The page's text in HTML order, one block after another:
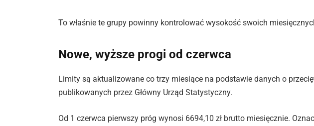
To właśnie te grupy powinny kontrolować wysokość swoich
Nowe, wyższe progi od czerwca
Limity są aktualizowane co trzy miesiące na podstawie danych o
publikowanych przez Główny Urząd Statystyczny.
Od 1 czerwca pierwszy próg wynosi 6694,10 zł brutto miesięcznie.